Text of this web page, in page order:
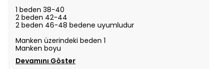
1 beden 38-40
2 beden 42-44
2 beden 46-48 bedene uyumludur
Manken üzerindeki beden 1
Manken boyu
Devamını Göster